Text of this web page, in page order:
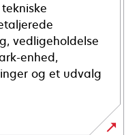
vedligeholdelse
enhed,
og et udvalg